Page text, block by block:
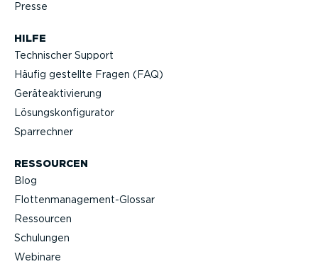
HILFE
Technischer Support
Häufig gestellte Fragen (FAQ)
Geräteak­ti­vierung
Lösungs­kon­fi­gu­rator
Sparrechner
RESSOURCEN
Blog
Flotten­management-Glossar
Ressourcen
Schulungen
Webinare
Presse